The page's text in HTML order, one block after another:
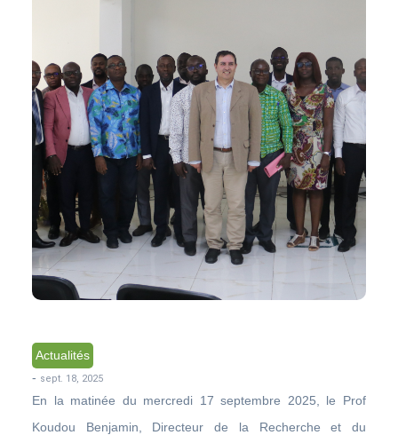
Actualités
- sept. 18, 2025
En la matinée du mercredi 17 septembre 2025, le Prof
Koudou Benjamin, Directeur de la Recherche et du